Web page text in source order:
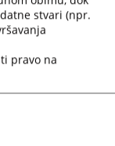
stvari (npr.
pravo na